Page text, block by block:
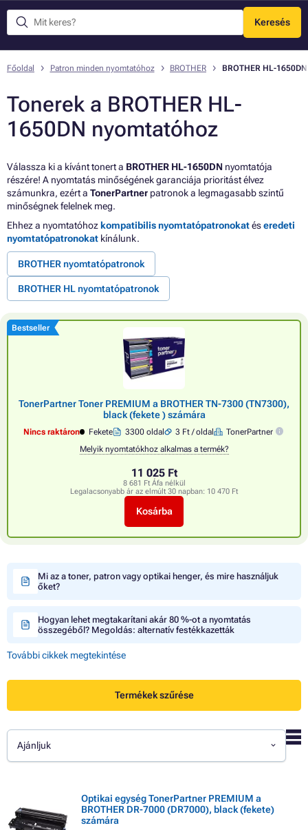
Keresés
Menü
Főoldal Patron minden nyomtatóhoz BROTHER BROTHER HL-1650DN
Tonerek a BROTHER HL-
1650DN nyomtatóhoz
Válassza ki a kívánt tonert a BROTHER HL-1650DN nyomtatója
részére! A nyomtatás minőségének garanciája prioritást élvez
számunkra, ezért a TonerPartner patronok a legmagasabb szintű
minőségnek felelnek meg.
Ehhez a nyomtatóhoz kompatibilis nyomtatópatronokatéseredeti
nyomtatópatronokat kínálunk.
BROTHER nyomtatópatronok
BROTHER HL nyomtatópatronok
Bestseller
TonerPartner Toner PREMIUM a BROTHER TN-7300 (TN7300),
black (fekete ) számára
Nincs raktáron Fekete 3300 oldal 3 Ft / oldal
TonerPartner
Melyik nyomtatókhoz alkalmas a termék?
11 025 Ft
8 681 Ft Áfa nélkül
Legalacsonyabb ár az elmúlt 30 napban: 10 470 Ft
Kosárba
Mi az a toner, patron vagy optikai henger, és mire használjuk
őket?
Hogyan lehet megtakarítani akár 80 %-ot a nyomtatás
összegéből? Megoldás: alternatív festékkazetták
További cikkek megtekintése
Termékek szűrése
Ajánljuk
Optikai egység TonerPartner PREMIUM a
BROTHER DR-7000 (DR7000), black (fekete)
számára